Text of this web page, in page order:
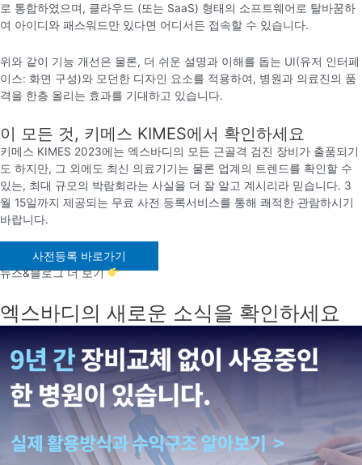
로 통합하였으며, 클라우드 (또는 SaaS) 형태의 소프트웨어로 탈바꿈하
여 아이디와 패스워드만 있다면 어디서든 접속할 수 있습니다.
위와 같이 기능 개선은 물론, 더 쉬운 설명과 이해를 돕는 UI(유저 인터페
이스: 화면 구성)와 모던한 디자인 요소를 적용하여, 병원과 의료진의 품
격을 한층 올리는 효과를 기대하고 있습니다.
이 모든 것, 키메스 KIMES에서 확인하세요
키메스 KIMES 2023에는 엑스바디의 모든 근골격 검진 장비가 출품되기
도 하지만, 그 외에도 최신 의료기기는 물론 업계의 트렌드를 확인할 수
있는, 최대 규모의 박람회라는 사실을 더 잘 알고 계시리라 믿습니다. 3
월 15일까지 제공되는 무료 사전 등록서비스를 통해 쾌적한 관람하시기
바랍니다.
사전등록 바로가기
뉴스&블로그 더 보기
엑스바디의 새로운 소식을 확인하세요